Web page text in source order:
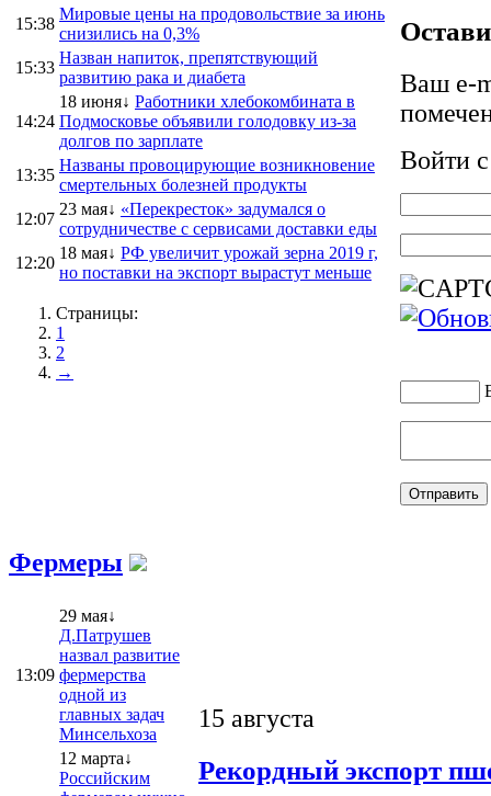
15:38
Мировые цены на продовольствие за июнь
снизились на 0,3%
15:33
Назван напиток, препятствующий
развитию рака и диабета
14:24
18 июня↓ Работники хлебокомбината в
Подмосковье объявили голодовку из-за
долгов по зарплате
13:35
Названы провоцирующие возникновение
смертельных болезней продукты
12:07
23 мая↓ «Перекресток» задумался о
сотрудничестве с сервисами доставки еды
12:20
18 мая↓ РФ увеличит урожай зерна 2019 г,
но поставки на экспорт вырастут меньше
Страницы:
1
2
→
Ваш e-
Войти
Фермеры
13:09
29 мая↓
Д.Патрушев
назвал развитие
фермерства
одной из
главных задач
Минсельхоза
12 марта↓
Российским
15 августа
Рекордный экспорт